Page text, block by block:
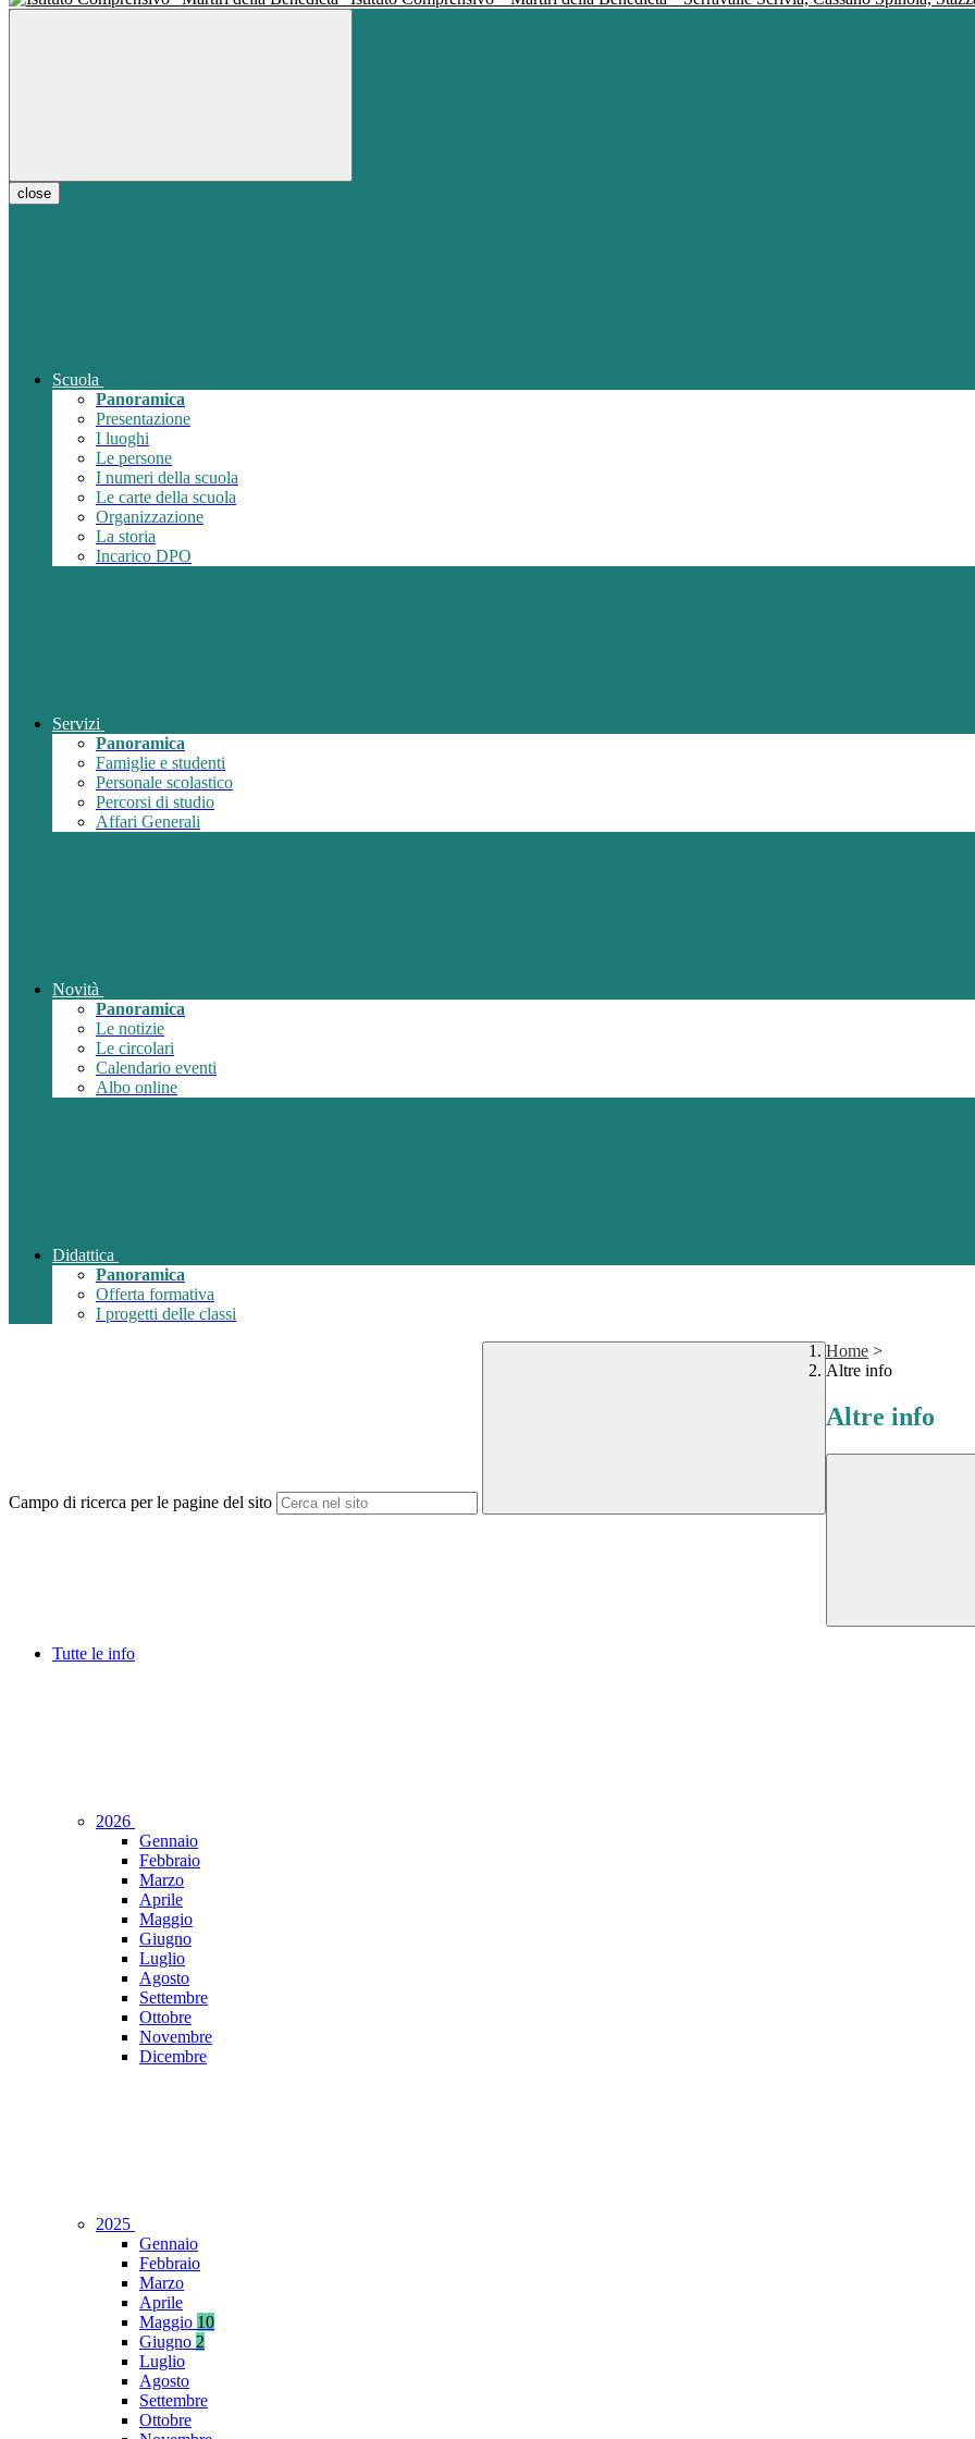
close
Scuola
Panoramica
Presentazione
I luoghi
Le persone
I numeri della scuola
Le carte della scuola
Organizzazione
La storia
Incarico DPO
Servizi
Panoramica
Famiglie e studenti
Personale scolastico
Percorsi di studio
Affari Generali
Novità
Panoramica
Le notizie
Le circolari
Calendario eventi
Albo online
Didattica
Panoramica
Offerta formativa
I progetti delle classi
Campo di ricerca per le pagine del sito
Home >
Altre info
Altre info
Tutte le info
2026
Gennaio
Febbraio
Marzo
Aprile
Maggio
Giugno
Luglio
Agosto
Settembre
Ottobre
Novembre
Dicembre
2025
Gennaio
Febbraio
Marzo
Aprile
Maggio 10
Giugno 2
Luglio
Agosto
Settembre
Ottobre